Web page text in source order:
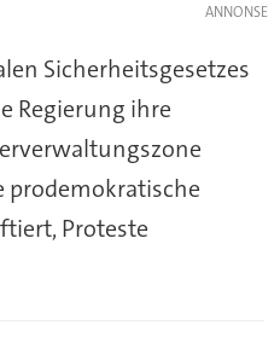
Sicherheitsgesetzes
Regierung ihre
prodemokratische
Proteste